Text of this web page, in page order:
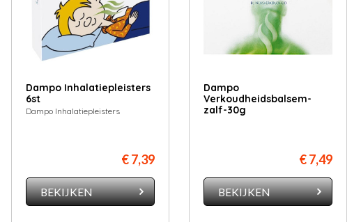
Dampo Inhalatiepleisters
6st
Dampo Inhalatiepleisters
€ 7,39
BEKIJKEN
Dampo
Verkoudheidsbalsem-
zalf-30g
€ 7,49
BEKIJKEN